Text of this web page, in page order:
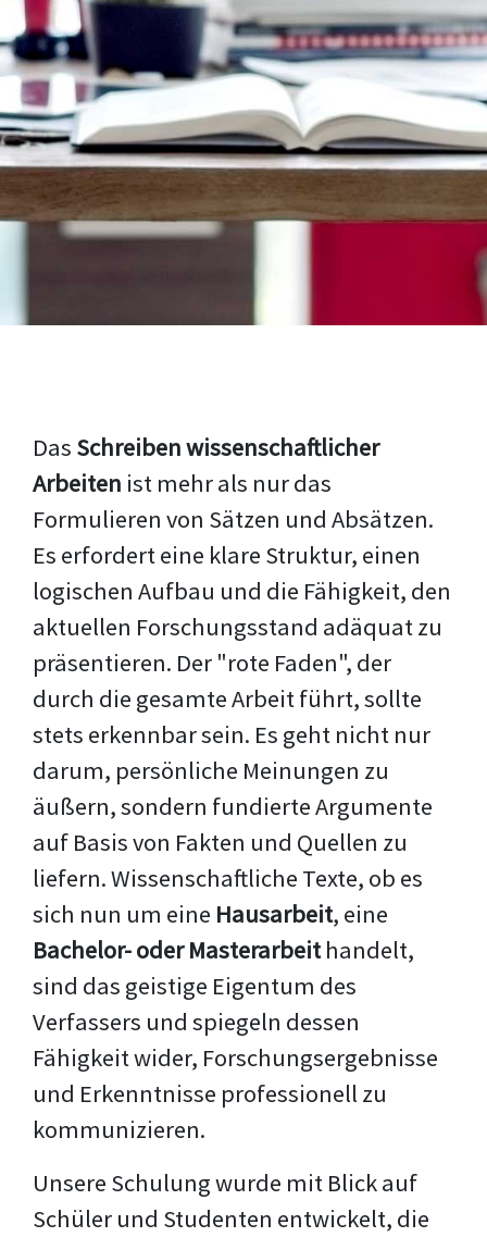
Das Schreiben wissenschaftlicher
Arbeiten ist mehr als nur das
Formulieren von Sätzen und Absätzen.
Es erfordert eine klare Struktur, einen
logischen Aufbau und die Fähigkeit, den
aktuellen Forschungsstand adäquat zu
präsentieren. Der "rote Faden", der
durch die gesamte Arbeit führt, sollte
stets erkennbar sein. Es geht nicht nur
darum, persönliche Meinungen zu
äußern, sondern fundierte Argumente
auf Basis von Fakten und Quellen zu
liefern. Wissenschaftliche Texte, ob es
sich nun um eine Hausarbeit, eine
Bachelor- oder Masterarbeithandelt,
sind das geistige Eigentum des
Verfassers und spiegeln dessen
Fähigkeit wider, Forschungsergebnisse
und Erkenntnisse professionell zu
kommunizieren.
Unsere Schulung wurde mit Blick auf
Schüler und Studenten entwickelt, die